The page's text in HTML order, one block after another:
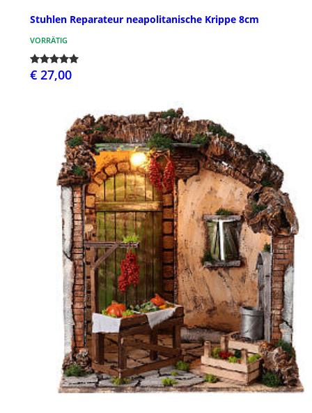
Stuhlen Reparateur neapolitanische Krippe 8cm
VORRÄTIG
€ 27,00